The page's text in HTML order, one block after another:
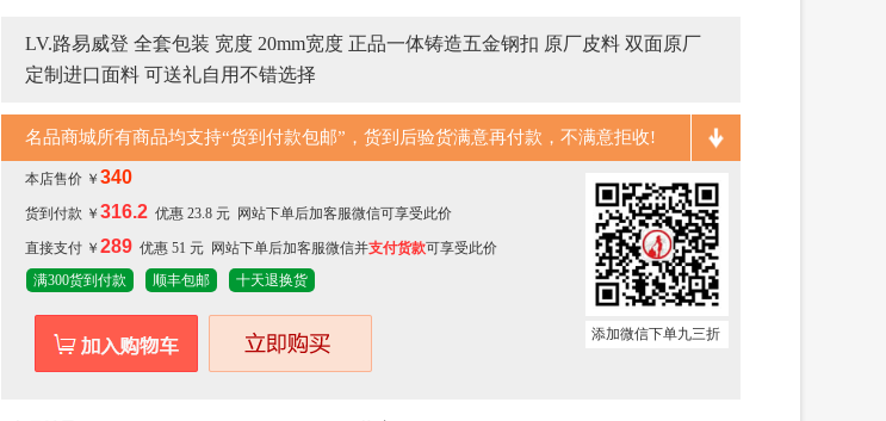
LV.路易威登 全套包装 宽度 20mm宽度 正品一体铸造五金钢扣 原厂皮料 双面原厂
定制进口面料 可送礼自用不错选择
名品商城所有商品均支持“货到付款包邮”，货到后验货满意再付款，不满意拒收!
本店售价 ￥ 340
货到付款 ￥ 316.2 优惠 23.8 元 网站下单后加客服微信可享受此价
直接支付 ￥ 289 优惠 51 元 网站下单后加客服微信并支付货款可享受此价
满300货到付款
顺丰包邮 十天退换货
添加微信下单九三折